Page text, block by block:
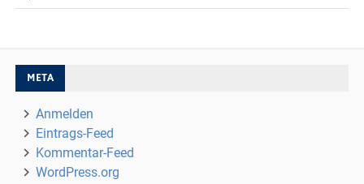
META
Anmelden
Eintrags-Feed
Kommentar-Feed
WordPress.org